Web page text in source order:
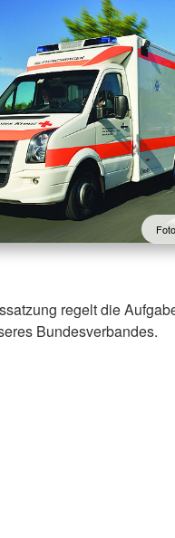
regelt die
Bundesverbandes.